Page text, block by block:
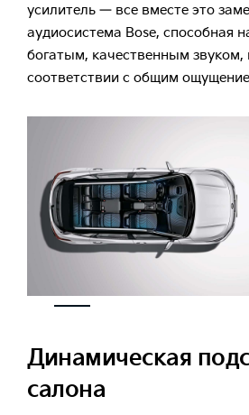
усилитель — все вместе это
аудиосистема Bose, способная
богатым, качественным
соответствии с общим
Динамическая
салона